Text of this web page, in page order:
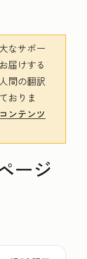
なサポー
届けする
間の翻訳
おりま
ンテンツ
ージ